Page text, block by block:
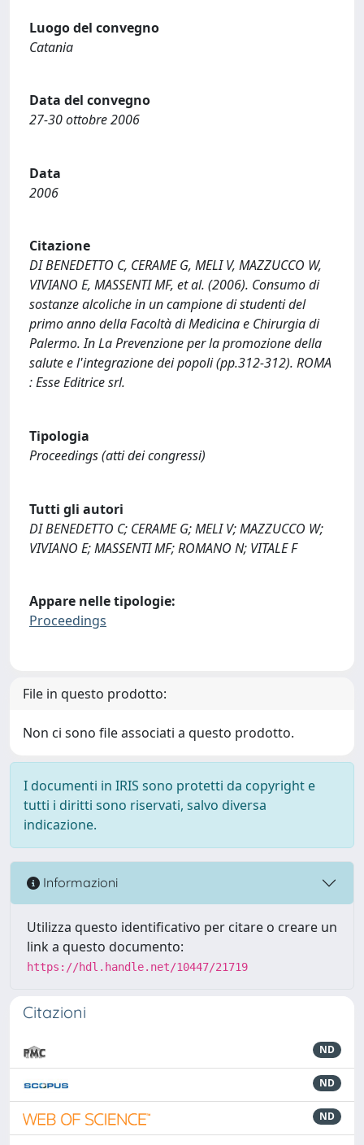
Luogo del convegno
Catania
Data del convegno
27-30 ottobre 2006
Data
2006
Citazione
DI BENEDETTO C, CERAME G, MELI V, MAZZUCCO W,
VIVIANO E, MASSENTI MF, et al. (2006). Consumo di
sostanze alcoliche in un campione di studenti del
primo anno della Facoltà di Medicina e Chirurgia di
Palermo. In La Prevenzione per la promozione della
salute e l'integrazione dei popoli (pp.312-312). ROMA
: Esse Editrice srl.
Tipologia
Proceedings (atti dei congressi)
Tutti gli autori
DI BENEDETTO C; CERAME G; MELI V; MAZZUCCO W;
VIVIANO E; MASSENTI MF; ROMANO N; VITALE F
Appare nelle tipologie:
Proceedings
File in questo prodotto:
Non ci sono file associati a questo prodotto.
I documenti in IRIS sono protetti da copyright e
tutti i diritti sono riservati, salvo diversa
indicazione.
Informazioni
Utilizza questo identificativo per citare o creare un
link a questo documento:
https://hdl.handle.net/10447/21719
Citazioni
ND
ND
ND